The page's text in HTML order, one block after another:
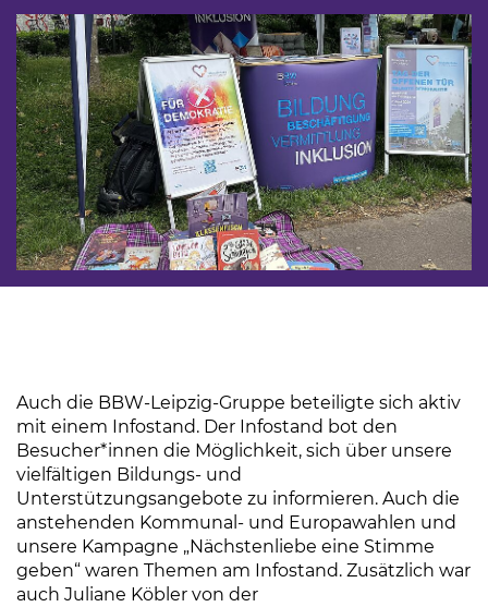
Auch die BBW-Leipzig-Gruppe beteiligte sich aktiv
mit einem Infostand. Der Infostand bot den
Besucher*innen die Möglichkeit, sich über unsere
vielfältigen Bildungs- und
Unterstützungsangebote zu informieren. Auch die
anstehenden Kommunal- und Europawahlen und
unsere Kampagne „Nächstenliebe eine Stimme
geben“ waren Themen am Infostand. Zusätzlich war
auch Juliane Köbler von der